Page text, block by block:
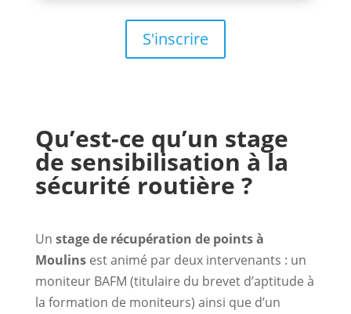
S'inscrire
Qu’est-ce qu’un stage
de sensibilisation à la
sécurité routière ?
Un stage de récupération de points à
Moulinsest animé par deux intervenants : un
moniteur BAFM (titulaire du brevet d’aptitude à
la formation de moniteurs) ainsi que d’un